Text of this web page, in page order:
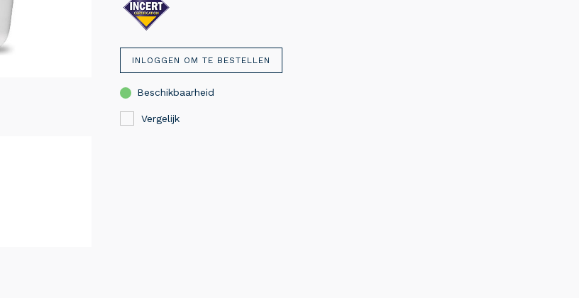
INLOGGEN OM TE BESTELLEN
Beschikbaarheid
Vergelijk